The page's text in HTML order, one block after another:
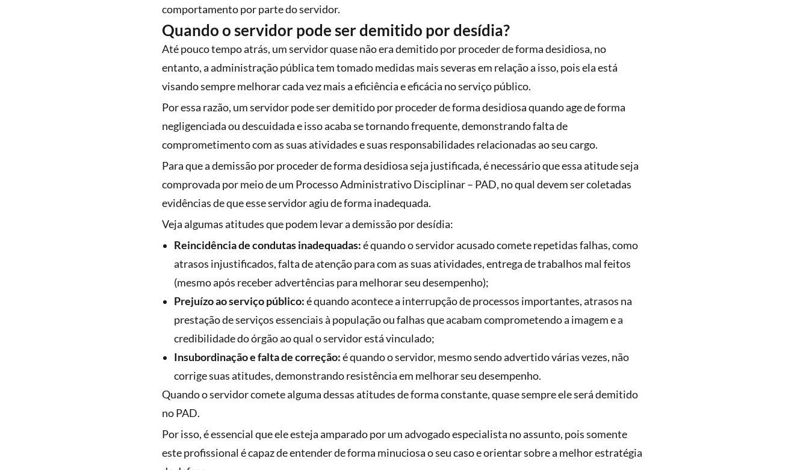
comportamento por parte do servidor.
Quando o servidor pode ser demitido por desídia?
Até pouco tempo atrás, um servidor quase não era demitido por proceder de forma desidiosa, no
entanto, a administração pública tem tomado medidas mais severas em relação a isso, pois ela está
visando sempre melhorar cada vez mais a eficiência e eficácia no serviço público.
Por essa razão, um servidor pode ser demitido por proceder de forma desidiosa quando age de forma
negligenciada ou descuidada e isso acaba se tornando frequente, demonstrando falta de
comprometimento com as suas atividades e suas responsabilidades relacionadas ao seu cargo.
Para que a demissão por proceder de forma desidiosa seja justificada, é necessário que essa atitude seja
comprovada por meio de um Processo Administrativo Disciplinar – PAD, no qual devem ser coletadas
evidências de que esse servidor agiu de forma inadequada.
Veja algumas atitudes que podem levar a demissão por desídia:
Reincidência de condutas inadequadas:é quando o servidor acusado comete repetidas falhas, como
atrasos injustificados, falta de atenção para com as suas atividades, entrega de trabalhos mal feitos
(mesmo após receber advertências para melhorar seu desempenho);
Prejuízo ao serviço público:é quando acontece a interrupção de processos importantes, atrasos na
prestação de serviços essenciais à população ou falhas que acabam comprometendo a imagem e a
credibilidade do órgão ao qual o servidor está vinculado;
Insubordinação e falta de correção:é quando o servidor, mesmo sendo advertido várias vezes, não
corrige suas atitudes, demonstrando resistência em melhorar seu desempenho.
Quando o servidor comete alguma dessas atitudes de forma constante, quase sempre ele será demitido
no PAD.
Por isso, é essencial que ele esteja amparado por um advogado especialista no assunto, pois somente
este profissional é capaz de entender de forma minuciosa o seu caso e orientar sobre a melhor estratégia